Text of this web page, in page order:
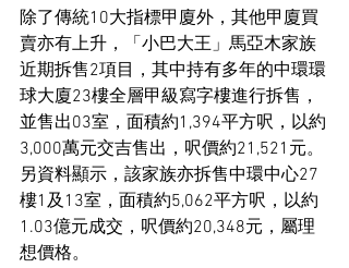
除了傳統10大指標甲廈外，其他甲廈買
賣亦有上升，「小巴大王」馬亞木家族
近期拆售2項目，其中持有多年的中環環
球大廈23樓全層甲級寫字樓進行拆售，
並售出03室，面積約1,394平方呎，以約
3,000萬元交吉售出，呎價約21,521元。
另資料顯示，該家族亦拆售中環中心27
樓1及13室，面積約5,062平方呎，以約
1.03億元成交，呎價約20,348元，屬理
想價格。